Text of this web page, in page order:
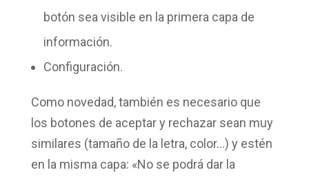
botón sea visible en la primera capa de
información.
Configuración.
Como novedad, también es necesario que
los botones de aceptar y rechazar sean muy
similares (tamaño de la letra, color…) y estén
en la misma capa: «No se podrá dar la